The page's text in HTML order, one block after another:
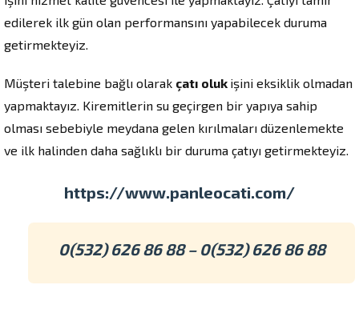
edilerek ilk gün olan performansını yapabilecek duruma
getirmekteyiz.
Müşteri talebine bağlı olarak çatı oluk işini eksiklik olmadan
yapmaktayız. Kiremitlerin su geçirgen bir yapıya sahip
olması sebebiyle meydana gelen kırılmaları düzenlemekte
ve ilk halinden daha sağlıklı bir duruma çatıyı getirmekteyiz.
https://www.panleocati.com/
0(532) 626 86 88 – 0(532) 626 86 88